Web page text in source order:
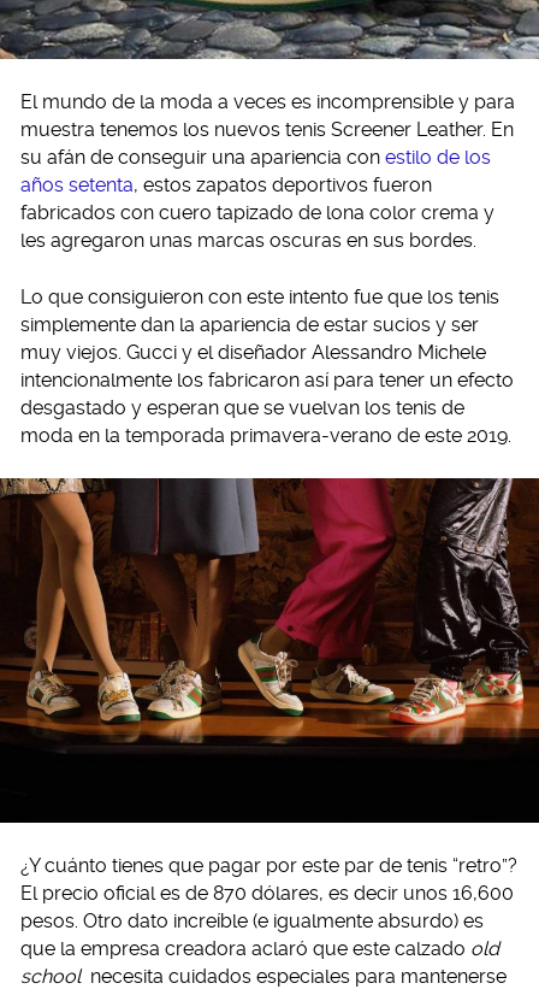
El mundo de la moda a veces es incomprensible y para
muestra tenemos los nuevos tenis Screener Leather. En
su afán de conseguir una apariencia con estilo de los
años setenta, estos zapatos deportivos fueron
fabricados con cuero tapizado de lona color crema y
les agregaron unas marcas oscuras en sus bordes.
Lo que consiguieron con este intento fue que los tenis
simplemente dan la apariencia de estar sucios y ser
muy viejos. Gucci y el diseñador Alessandro Michele
intencionalmente los fabricaron así para tener un efecto
desgastado y esperan que se vuelvan los tenis de
moda en la temporada primavera-verano de este 2019.
¿Y cuánto tienes que pagar por este par de tenis “retro”?
El precio oficial es de 870 dólares, es decir unos 16,600
pesos. Otro dato increíble (e igualmente absurdo) es
que la empresa creadora aclaró que este calzado old
school necesita cuidados especiales para mantenerse